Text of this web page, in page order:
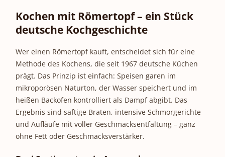
Kochen mit Römertopf – ein Stück
deutsche Kochgeschichte
Wer einen Römertopf kauft, entscheidet sich für eine
Methode des Kochens, die seit 1967 deutsche Küchen
prägt. Das Prinzip ist einfach: Speisen garen im
mikroporösen Naturton, der Wasser speichert und im
heißen Backofen kontrolliert als Dampf abgibt. Das
Ergebnis sind saftige Braten, intensive Schmorgerichte
und Aufläufe mit voller Geschmacksentfaltung – ganz
ohne Fett oder Geschmacksverstärker.